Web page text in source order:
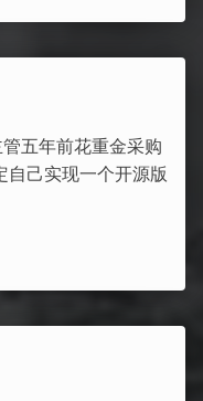
五年前花重金采购
自己实现一个开源版